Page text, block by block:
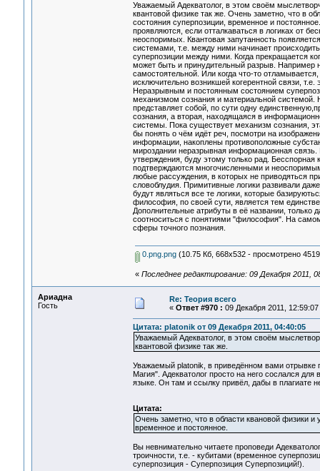
Уважаемый Адекватолог, в этом своём
квантовой физике так же. Очень заметно, что в
состояния суперпозиции, временное и
проявляются, если отталкаваться в логиках от
неоспоримых. Квантовая запутанность
системами, т.е. между ними начинает
суперпозиции между ними. Когда прекращается
может быть и принудительный разрыв. Например
самостоятельной. Или когда что-то
исключительно возникшей когерентной связи,
Неразрывным и постоянным состоянием
механизмом сознания и материальной системой.
представляет собой, по сути одну
сознания, а вторая, находящаяся в
системы. Пока существует механизм сознания,
бы понять о чём идёт реч, посмотри на
информации, накоплены противоположные
мироздании неразрывная информационная
утверждения, буду этому только рад. Бесспорная
подтверждаются многочисленными и
любые рассуждения, в которых не приводяться
словоблудия. Примитивные логики развивали
будут являться все те логики, которые
философия, по своей сути, является тем
Дополнительные атрибуты в её названии, только
соотноситься с понятиями "философия". На
сферы точного познания.
0.png.png(10.75 Кб, 668x532 - просмотрено
« Последнее редактирование: 09 Декабря 2011,
Ариадна
Гость
Re: Теория всего
« Ответ #970 : 09 Декабря 2011, 12:59:07
Цитата: platonik от 09 Декабря 2011, 04:40:05
Уважаемый Адекватолог, в этом своём
квантовой физике так же.
Уважаемый platonik, в приведённом вами отрывке
Магия". Адекватолог просто на него сослался
языке. Он там и ссылку привёл, дабы в плагиате
Цитата:
Очень заметно, что в области квановой физики и
временное и постоянное.
Вы невнимательно читаете проповеди
троичности, т.е. - кубитами (временное
суперпозиция - Суперпозиция Суперпозиций!).